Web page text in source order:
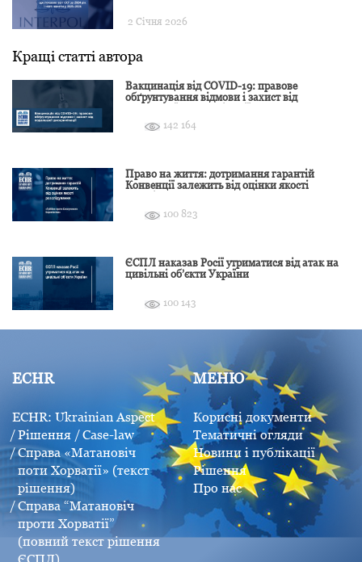
2 Січня 2026
Кращі статті автора
Вакцинація від COVID-19: правове
обґрунтування відмови і захист від
142 164
Право на життя: дотримання гарантій
Конвенції залежить від оцінки якості
100 823
ЄСПЛ наказав Росії утриматися від атак на
цивільні об’єкти України
100 143
ECHR
ECHR: Ukrainian Aspect
Рішення
Case-law
Справа «Матановіч
поти Хорватії» (текст
рішення)
Справа “Матановіч
проти Хорватії”
(повний текст рішення
ЄСПЛ)
МЕНЮ
Корисні документи
Тематичні огляди
Новини і публікації
Рішення
Про нас